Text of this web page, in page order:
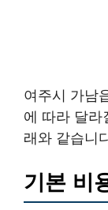
여주시 가남
에 따라 달라
래와 같습니
기본 비